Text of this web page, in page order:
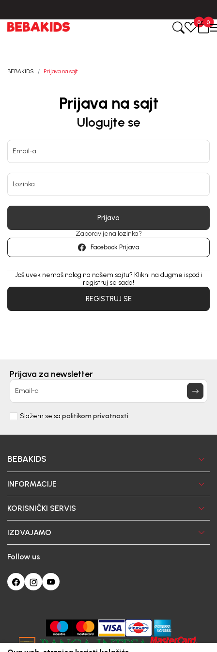
0
0
BEBAKIDS Prijava na sajt
Prijava na sajt
Ulogujte se
Email-a
Lozinka
Prijava
Zaboravljena lozinka?
Facebook Prijava
Još uvek nemaš nalog na našem sajtu? Klikni na dugme ispod i
registruj se sada!
REGISTRUJ SE
Prijava za newsletter
Email-a
Slažem se sa politikom privatnosti
BEBAKIDS
INFORMACIJE
KORISNIČKI SERVIS
IZDVAJAMO
Follow us